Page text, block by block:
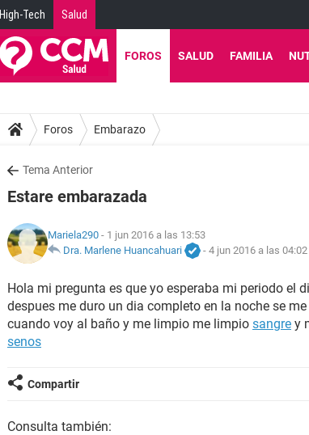
High-Tech Salud
FOROS SALUD FAMILIA
Foros Embarazo
Tema Anterior
Estare embarazada
Mariela290 - 1 jun 2016 a las 13:53
Dra. Marlene Huancahuari
- 4 jun 2016 a las 04:02
Hola mi pregunta es que yo esperaba mi periodo el
despues me duro un dia completo en la noche se
cuando voy al baño y me limpio me limpio sangre y
senos
Compartir
Consulta también: